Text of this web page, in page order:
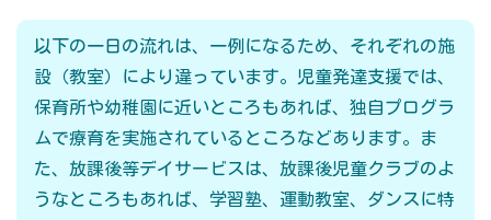
以下の一日の流れは、一例になるため、それぞれの施
設（教室）により違っています。児童発達支援では、
保育所や幼稚園に近いところもあれば、独自プログラ
ムで療育を実施されているところなどあります。ま
た、放課後等デイサービスは、放課後児童クラブのよ
うなところもあれば、学習塾、運動教室、ダンスに特